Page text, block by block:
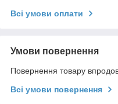
Всі умови оплати
Умови повернення
Повернення товару
Всі умови повернення